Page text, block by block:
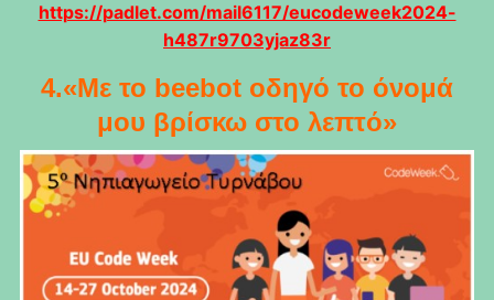
https://padlet.com/mail6117/eucodeweek2024-
h487r9703yjaz83r
4.«Με το beebot οδηγό το όνομά
μου βρίσκω στο λεπτό»